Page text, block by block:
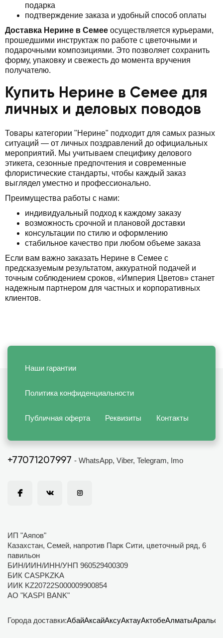
подарка
подтверждение заказа и удобный способ оплаты
Доставка Нерине в Семее осуществляется курьерами,
прошедшими инструктаж по работе с цветочными и
подарочными композициями. Это позволяет сохранить
форму, упаковку и свежесть до момента вручения
получателю.
Купить Нерине в Семее для
личных и деловых поводов
Товары категории "Нерине" подходит для самых разных
ситуаций — от личных поздравлений до официальных
мероприятий. Мы учитываем специфику делового
этикета, сезонные предпочтения и современные
флористические стандарты, чтобы каждый заказ
выглядел уместно и профессионально.
Преимущества работы с нами:
индивидуальный подход к каждому заказу
возможность срочной и плановой доставки
консультации по стилю и оформлению
стабильное качество при любом объеме заказа
Если вам важно заказать Нерине в Семее с
предсказуемым результатом, аккуратной подачей и
точным соблюдением сроков, «Империя Цветов» станет
надежным партнером для частных и корпоративных
клиентов.
Наши гарантии
Политика конфиденциальности
Публичная оферта Реквизиты Контакты
+77071207997 - WhatsApp, Viber, Telegram, Imo
ИП "Аяпов"
Казахстан, Семей, напротив Парк Сити, цветочный ряд, 6
павильон
БИН/ИИН/ИНН/УНП 960529400309
БИК CASPKZKA
ИИК KZ20722S000009900854
АО "KASPI BANK"
Города доставки:АбайАксайАксуАктауАктобеАлматыАральск